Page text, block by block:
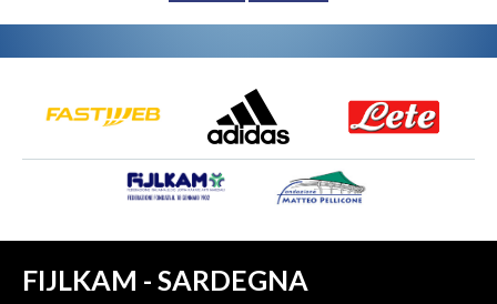
FIJLKAM - SARDEGNA